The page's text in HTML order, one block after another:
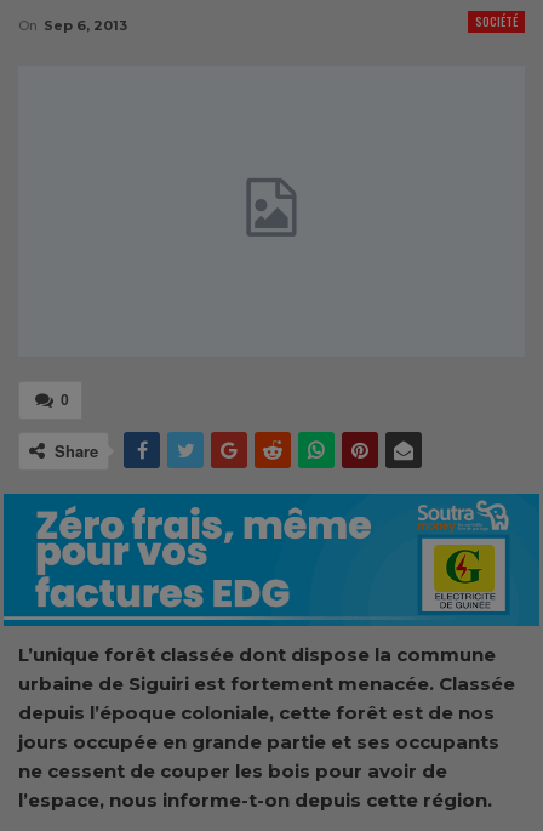
SOCIÉTÉ
On Sep 6, 2013
0
Share
L’unique forêt classée dont dispose la commune
urbaine de Siguiri est fortement menacée. Classée
depuis l’époque coloniale, cette forêt est de nos
jours occupée en grande partie et ses occupants
ne cessent de couper les bois pour avoir de
l’espace, nous informe-t-on depuis cette région.